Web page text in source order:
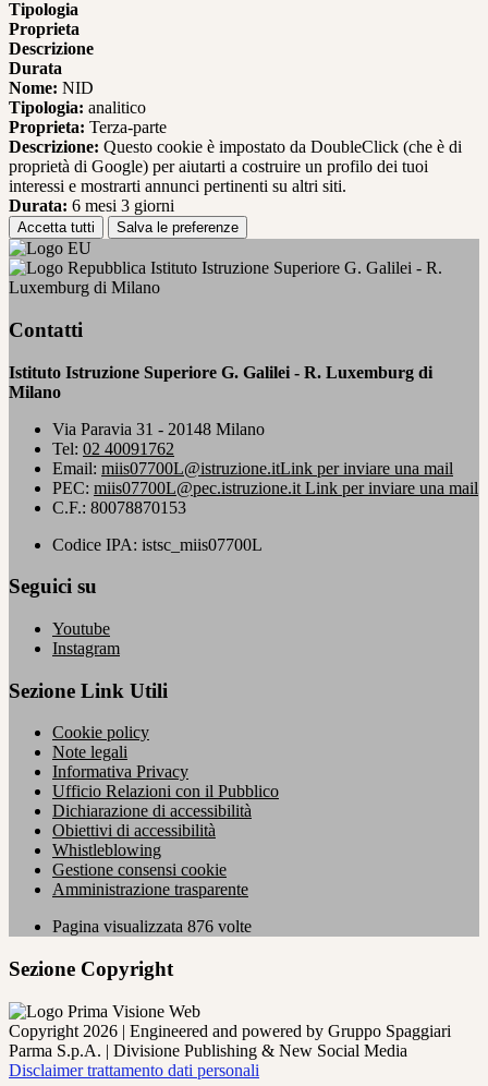
Tipologia
Proprieta
Descrizione
Durata
Nome: NID
Tipologia: analitico
Proprieta: Terza-parte
Descrizione: Questo cookie è impostato da DoubleClick (che è di
proprietà di Google) per aiutarti a costruire un profilo dei tuoi
interessi e mostrarti annunci pertinenti su altri siti.
Durata: 6 mesi 3 giorni
Accetta tutti Salva le preferenze
Istituto Istruzione Superiore G. Galilei - R.
Luxemburg di Milano
Contatti
Istituto Istruzione Superiore G. Galilei - R. Luxemburg di
Milano
Via Paravia 31 - 20148 Milano
Tel: 02 40091762
Email: miis07700L@istruzione.itLink per inviare una mail
PEC: miis07700L@pec.istruzione.it Link per inviare una mail
C.F.: 80078870153
Codice IPA: istsc_miis07700L
Seguici su
Youtube
Instagram
Sezione Link Utili
Cookie policy
Note legali
Informativa Privacy
Ufficio Relazioni con il Pubblico
Dichiarazione di accessibilità
Obiettivi di accessibilità
Whistleblowing
Gestione consensi cookie
Amministrazione trasparente
Pagina visualizzata 876 volte
Sezione Copyright
Copyright 2026 | Engineered and powered by Gruppo Spaggiari
Parma S.p.A. | Divisione Publishing & New Social Media
Disclaimer trattamento dati personali